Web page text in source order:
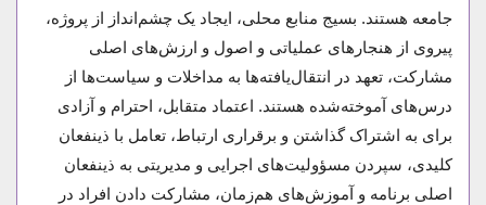
جامعه هستند. بسیج منابع محلی، ایجاد یک چشم‌انداز از پروژه،
پیروی از هنجارهای عملیاتی و اصول و ارزش‌های اصلی
مشارکت، تعهد در انتقال‌یافته‌ها به مداخلات و سیاست‌ها از
درس‌های آموخته‌شده هستند. اعتماد متقابل، احترام و آزادی
برای به اشتراک گذاشتن و برقراری ارتباط، تعامل با ذینفعان
کلیدی، سپردن مسؤولیت‌های اجرایی و مدیریتی به ذینفعان
اصلی برنامه و آموزش‌های هم‌زمان، مشارکت دادن افراد در